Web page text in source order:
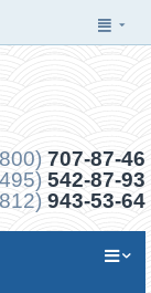
707-87-46
542-87-93
943-53-64